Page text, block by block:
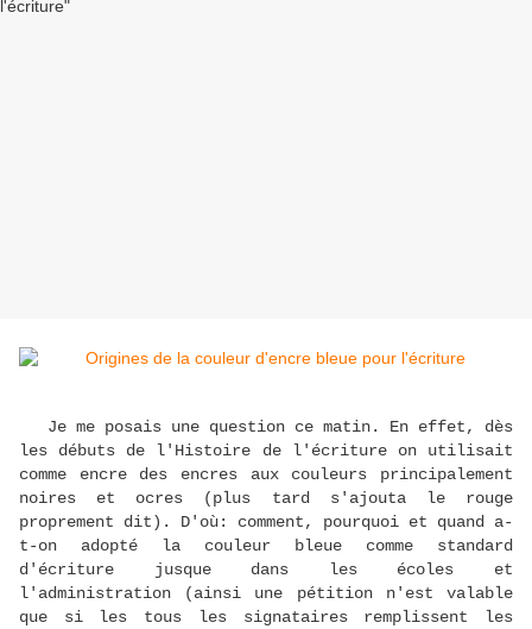
Je me posais une question ce matin. En effet, dès
les débuts de l'Histoire de l'écriture on utilisait
comme encre des encres aux couleurs principalement
noires et ocres (plus tard s'ajouta le rouge
proprement dit). D'où: comment, pourquoi et quand a-
t-on adopté la couleur bleue comme standard
d'écriture jusque dans les écoles et
l'administration (ainsi une pétition n'est valable
que si les tous les signataires remplissent les